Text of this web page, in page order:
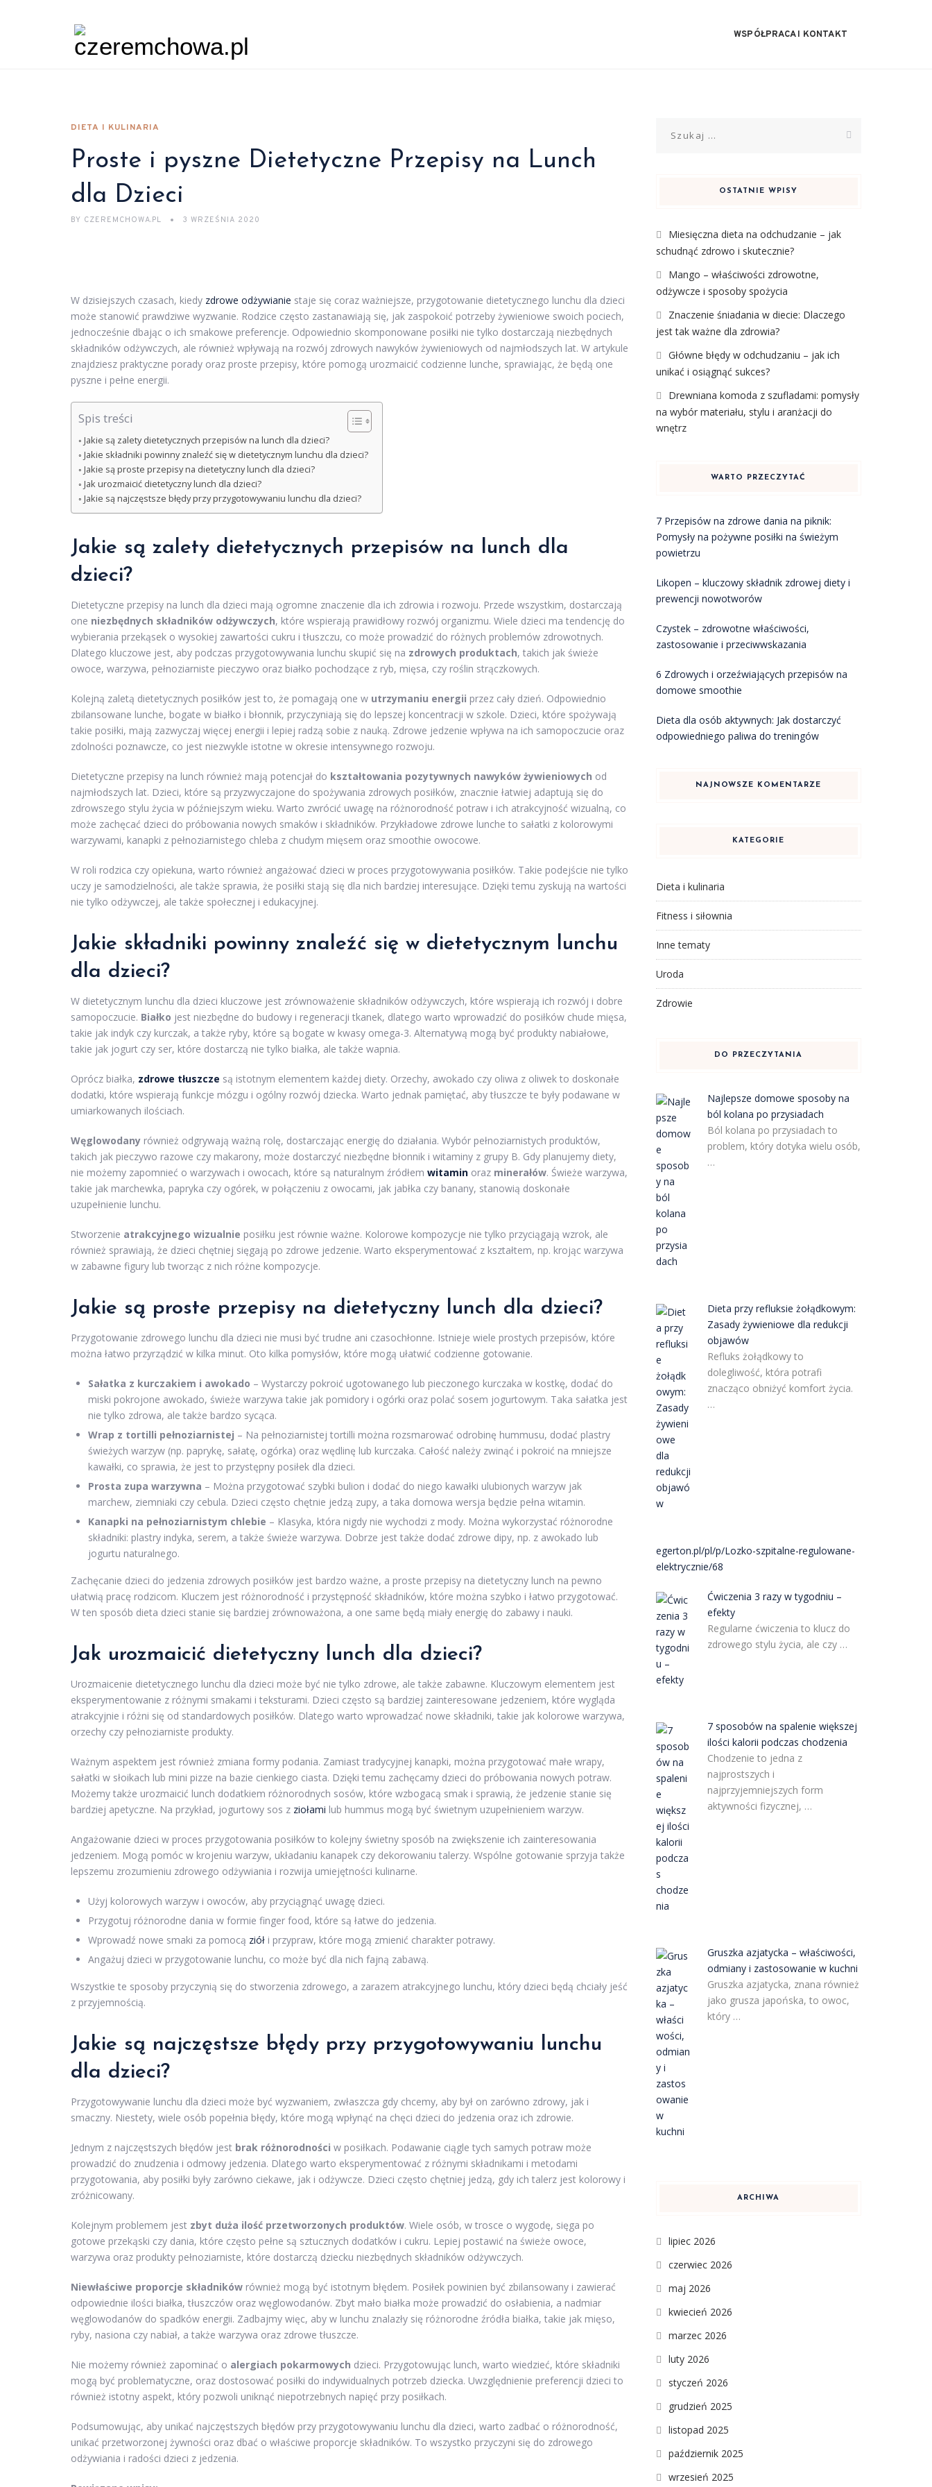
WSPÓŁPRACA I KONTAKT
DIETA I KULINARIA
Proste i pyszne Dietetyczne Przepisy na Lunch
dla Dzieci
BY CZEREMCHOWA.PL 3 WRZEŚNIA 2020
W dzisiejszych czasach, kiedy zdrowe odżywianie staje się coraz ważniejsze, przygotowanie dietetycznego lunchu dla dzieci
może stanowić prawdziwe wyzwanie. Rodzice często zastanawiają się, jak zaspokoić potrzeby żywieniowe swoich pociech,
jednocześnie dbając o ich smakowe preferencje. Odpowiednio skomponowane posiłki nie tylko dostarczają niezbędnych
składników odżywczych, ale również wpływają na rozwój zdrowych nawyków żywieniowych od najmłodszych lat. W artykule
znajdziesz praktyczne porady oraz proste przepisy, które pomogą urozmaicić codzienne lunche, sprawiając, że będą one
pyszne i pełne energii.
Spis treści
Jakie są zalety dietetycznych przepisów na lunch dla dzieci?
Jakie składniki powinny znaleźć się w dietetycznym lunchu dla dzieci?
Jakie są proste przepisy na dietetyczny lunch dla dzieci?
Jak urozmaicić dietetyczny lunch dla dzieci?
Jakie są najczęstsze błędy przy przygotowywaniu lunchu dla dzieci?
Jakie są zalety dietetycznych przepisów na lunch dla
dzieci?
Dietetyczne przepisy na lunch dla dzieci mają ogromne znaczenie dla ich zdrowia i rozwoju. Przede wszystkim, dostarczają
one niezbędnych składników odżywczych, które wspierają prawidłowy rozwój organizmu. Wiele dzieci ma tendencję do
wybierania przekąsek o wysokiej zawartości cukru i tłuszczu, co może prowadzić do różnych problemów zdrowotnych.
Dlatego kluczowe jest, aby podczas przygotowywania lunchu skupić się na zdrowych produktach, takich jak świeże
owoce, warzywa, pełnoziarniste pieczywo oraz białko pochodzące z ryb, mięsa, czy roślin strączkowych.
Kolejną zaletą dietetycznych posiłków jest to, że pomagają one w utrzymaniu energii przez cały dzień. Odpowiednio
zbilansowane lunche, bogate w białko i błonnik, przyczyniają się do lepszej koncentracji w szkole. Dzieci, które spożywają
takie posiłki, mają zazwyczaj więcej energii i lepiej radzą sobie z nauką. Zdrowe jedzenie wpływa na ich samopoczucie oraz
zdolności poznawcze, co jest niezwykle istotne w okresie intensywnego rozwoju.
Dietetyczne przepisy na lunch również mają potencjał do kształtowania pozytywnych nawyków żywieniowych od
najmłodszych lat. Dzieci, które są przyzwyczajone do spożywania zdrowych posiłków, znacznie łatwiej adaptują się do
zdrowszego stylu życia w późniejszym wieku. Warto zwrócić uwagę na różnorodność potraw i ich atrakcyjność wizualną, co
może zachęcać dzieci do próbowania nowych smaków i składników. Przykładowe zdrowe lunche to sałatki z kolorowymi
warzywami, kanapki z pełnoziarnistego chleba z chudym mięsem oraz smoothie owocowe.
W roli rodzica czy opiekuna, warto również angażować dzieci w proces przygotowywania posiłków. Takie podejście nie tylko
uczy je samodzielności, ale także sprawia, że posiłki stają się dla nich bardziej interesujące. Dzięki temu zyskują na wartości
nie tylko odżywczej, ale także społecznej i edukacyjnej.
Jakie składniki powinny znaleźć się w dietetycznym lunchu
dla dzieci?
W dietetycznym lunchu dla dzieci kluczowe jest zrównoważenie składników odżywczych, które wspierają ich rozwój i dobre
samopoczucie. Białko jest niezbędne do budowy i regeneracji tkanek, dlatego warto wprowadzić do posiłków chude mięsa,
takie jak indyk czy kurczak, a także ryby, które są bogate w kwasy omega-3. Alternatywą mogą być produkty nabiałowe,
takie jak jogurt czy ser, które dostarczą nie tylko białka, ale także wapnia.
Oprócz białka, zdrowe tłuszcze są istotnym elementem każdej diety. Orzechy, awokado czy oliwa z oliwek to doskonałe
dodatki, które wspierają funkcje mózgu i ogólny rozwój dziecka. Warto jednak pamiętać, aby tłuszcze te były podawane w
umiarkowanych ilościach.
Węglowodany również odgrywają ważną rolę, dostarczając energię do działania. Wybór pełnoziarnistych produktów,
takich jak pieczywo razowe czy makarony, może dostarczyć niezbędne błonnik i witaminy z grupy B. Gdy planujemy diety,
nie możemy zapomnieć o warzywach i owocach, które są naturalnym źródłem witamin oraz minerałów. Świeże warzywa,
takie jak marchewka, papryka czy ogórek, w połączeniu z owocami, jak jabłka czy banany, stanowią doskonałe
uzupełnienie lunchu.
Stworzenie atrakcyjnego wizualnie posiłku jest równie ważne. Kolorowe kompozycje nie tylko przyciągają wzrok, ale
również sprawiają, że dzieci chętniej sięgają po zdrowe jedzenie. Warto eksperymentować z kształtem, np. krojąc warzywa
w zabawne figury lub tworząc z nich różne kompozycje.
Jakie są proste przepisy na dietetyczny lunch dla dzieci?
Przygotowanie zdrowego lunchu dla dzieci nie musi być trudne ani czasochłonne. Istnieje wiele prostych przepisów, które
można łatwo przyrządzić w kilka minut. Oto kilka pomysłów, które mogą ułatwić codzienne gotowanie.
Sałatka z kurczakiem i awokado – Wystarczy pokroić ugotowanego lub pieczonego kurczaka w kostkę, dodać do
miski pokrojone awokado, świeże warzywa takie jak pomidory i ogórki oraz polać sosem jogurtowym. Taka sałatka jest
nie tylko zdrowa, ale także bardzo sycąca.
Wrap z tortilli pełnoziarnistej – Na pełnoziarnistej tortilli można rozsmarować odrobinę hummusu, dodać plastry
świeżych warzyw (np. paprykę, sałatę, ogórka) oraz wędlinę lub kurczaka. Całość należy zwinąć i pokroić na mniejsze
kawałki, co sprawia, że jest to przystępny posiłek dla dzieci.
Prosta zupa warzywna – Można przygotować szybki bulion i dodać do niego kawałki ulubionych warzyw jak
marchew, ziemniaki czy cebula. Dzieci często chętnie jedzą zupy, a taka domowa wersja będzie pełna witamin.
Kanapki na pełnoziarnistym chlebie – Klasyka, która nigdy nie wychodzi z mody. Można wykorzystać różnorodne
składniki: plastry indyka, serem, a także świeże warzywa. Dobrze jest także dodać zdrowe dipy, np. z awokado lub
jogurtu naturalnego.
Zachęcanie dzieci do jedzenia zdrowych posiłków jest bardzo ważne, a proste przepisy na dietetyczny lunch na pewno
ułatwią pracę rodzicom. Kluczem jest różnorodność i przystępność składników, które można szybko i łatwo przygotować.
W ten sposób dieta dzieci stanie się bardziej zrównoważona, a one same będą miały energię do zabawy i nauki.
Jak urozmaicić dietetyczny lunch dla dzieci?
Urozmaicenie dietetycznego lunchu dla dzieci może być nie tylko zdrowe, ale także zabawne. Kluczowym elementem jest
eksperymentowanie z różnymi smakami i teksturami. Dzieci często są bardziej zainteresowane jedzeniem, które wygląda
atrakcyjnie i różni się od standardowych posiłków. Dlatego warto wprowadzać nowe składniki, takie jak kolorowe warzywa,
orzechy czy pełnoziarniste produkty.
Ważnym aspektem jest również zmiana formy podania. Zamiast tradycyjnej kanapki, można przygotować małe wrapy,
sałatki w słoikach lub mini pizze na bazie cienkiego ciasta. Dzięki temu zachęcamy dzieci do próbowania nowych potraw.
Możemy także urozmaicić lunch dodatkiem różnorodnych sosów, które wzbogacą smak i sprawią, że jedzenie stanie się
bardziej apetyczne. Na przykład, jogurtowy sos z ziołami lub hummus mogą być świetnym uzupełnieniem warzyw.
Angażowanie dzieci w proces przygotowania posiłków to kolejny świetny sposób na zwiększenie ich zainteresowania
jedzeniem. Mogą pomóc w krojeniu warzyw, układaniu kanapek czy dekorowaniu talerzy. Wspólne gotowanie sprzyja także
lepszemu zrozumieniu zdrowego odżywiania i rozwija umiejętności kulinarne.
Użyj kolorowych warzyw i owoców, aby przyciągnąć uwagę dzieci.
Przygotuj różnorodne dania w formie finger food, które są łatwe do jedzenia.
Wprowadź nowe smaki za pomocą ziół i przypraw, które mogą zmienić charakter potrawy.
Angażuj dzieci w przygotowanie lunchu, co może być dla nich fajną zabawą.
Wszystkie te sposoby przyczynią się do stworzenia zdrowego, a zarazem atrakcyjnego lunchu, który dzieci będą chciały jeść
z przyjemnością.
Jakie są najczęstsze błędy przy przygotowywaniu lunchu
dla dzieci?
Przygotowywanie lunchu dla dzieci może być wyzwaniem, zwłaszcza gdy chcemy, aby był on zarówno zdrowy, jak i
smaczny. Niestety, wiele osób popełnia błędy, które mogą wpłynąć na chęci dzieci do jedzenia oraz ich zdrowie.
Jednym z najczęstszych błędów jest brak różnorodności w posiłkach. Podawanie ciągle tych samych potraw może
prowadzić do znudzenia i odmowy jedzenia. Dlatego warto eksperymentować z różnymi składnikami i metodami
przygotowania, aby posiłki były zarówno ciekawe, jak i odżywcze. Dzieci często chętniej jedzą, gdy ich talerz jest kolorowy i
zróżnicowany.
Kolejnym problemem jest zbyt duża ilość przetworzonych produktów. Wiele osób, w trosce o wygodę, sięga po
gotowe przekąski czy dania, które często pełne są sztucznych dodatków i cukru. Lepiej postawić na świeże owoce,
warzywa oraz produkty pełnoziarniste, które dostarczą dziecku niezbędnych składników odżywczych.
Niewłaściwe proporcje składników również mogą być istotnym błędem. Posiłek powinien być zbilansowany i zawierać
odpowiednie ilości białka, tłuszczów oraz węglowodanów. Zbyt mało białka może prowadzić do osłabienia, a nadmiar
węglowodanów do spadków energii. Zadbajmy więc, aby w lunchu znalazły się różnorodne źródła białka, takie jak mięso,
ryby, nasiona czy nabiał, a także warzywa oraz zdrowe tłuszcze.
Nie możemy również zapominać o alergiach pokarmowych dzieci. Przygotowując lunch, warto wiedzieć, które składniki
mogą być problematyczne, oraz dostosować posiłki do indywidualnych potrzeb dziecka. Uwzględnienie preferencji dzieci to
również istotny aspekt, który pozwoli uniknąć niepotrzebnych napięć przy posiłkach.
Podsumowując, aby unikać najczęstszych błędów przy przygotowywaniu lunchu dla dzieci, warto zadbać o różnorodność,
unikać przetworzonej żywności oraz dbać o właściwe proporcje składników. To wszystko przyczyni się do zdrowego
odżywiania i radości dzieci z jedzenia.
OSTATNIE WPISY
Miesięczna dieta na odchudzanie – jak
schudnąć zdrowo i skutecznie?
Mango – właściwości zdrowotne,
odżywcze i sposoby spożycia
Znaczenie śniadania w diecie: Dlaczego
jest tak ważne dla zdrowia?
Główne błędy w odchudzaniu – jak ich
unikać i osiągnąć sukces?
Drewniana komoda z szufladami: pomysły
na wybór materiału, stylu i aranżacji do
wnętrz
WARTO PRZECZYTAĆ
7 Przepisów na zdrowe dania na piknik:
Pomysły na pożywne posiłki na świeżym
powietrzu
Likopen – kluczowy składnik zdrowej diety i
prewencji nowotworów
Czystek – zdrowotne właściwości,
zastosowanie i przeciwwskazania
6 Zdrowych i orzeźwiających przepisów na
domowe smoothie
Dieta dla osób aktywnych: Jak dostarczyć
odpowiedniego paliwa do treningów
NAJNOWSZE KOMENTARZE
KATEGORIE
Dieta i kulinaria
Fitness i siłownia
Inne tematy
Uroda
Zdrowie
DO PRZECZYTANIA
Najlepsze domowe sposoby na
ból kolana po przysiadach
Ból kolana po przysiadach to
problem, który dotyka wielu osób,
…
Dieta przy refluksie żołądkowym:
Zasady żywieniowe dla redukcji
objawów
Refluks żołądkowy to
dolegliwość, która potrafi
znacząco obniżyć komfort życia.
…
egerton.pl/pl/p/Lozko-szpitalne-regulowane-
elektrycznie/68
Ćwiczenia 3 razy w tygodniu –
efekty
Regularne ćwiczenia to klucz do
zdrowego stylu życia, ale czy …
7 sposobów na spalenie większej
ilości kalorii podczas chodzenia
Chodzenie to jedna z
najprostszych i
najprzyjemniejszych form
aktywności fizycznej, …
Gruszka azjatycka – właściwości,
odmiany i zastosowanie w kuchni
Gruszka azjatycka, znana również
jako grusza japońska, to owoc,
który …
ARCHIWA
lipiec 2026
czerwiec 2026
maj 2026
kwiecień 2026
marzec 2026
luty 2026
styczeń 2026
grudzień 2025
listopad 2025
październik 2025
wrzesień 2025